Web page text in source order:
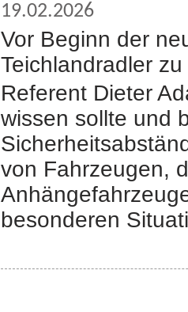
19.02.2026
Vor Beginn der
Teichlandradler
Referent Dieter
wissen sollte und
von Fahrzeugen,
besonderen